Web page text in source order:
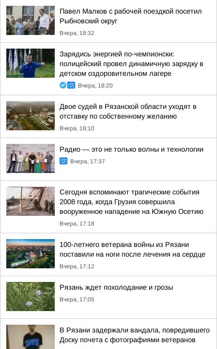
Павел Малков с рабочей поездкой посетил
Рыбновский округ
Вчера, 18:32
Зарядись энергией по-чемпионски:
полицейский провел динамичную зарядку в
детском оздоровительном лагере
Вчера, 18:20
Двое судей в Рязанской области уходят в
отставку по собственному желанию
Вчера, 18:10
Радио — это не только волны и технологии
Вчера, 17:37
Сегодня вспоминают трагические события
2008 года, когда Грузия совершила
вооруженное нападение на Южную Осетию
Вчера, 17:18
100-летнего ветерана войны из Рязани
поставили на ноги после лечения на сердце
Вчера, 17:12
Рязань ждет похолодание и грозы
Вчера, 17:05
В Рязани задержали вандала, повредившего
Доску почета с фотографиями ветеранов